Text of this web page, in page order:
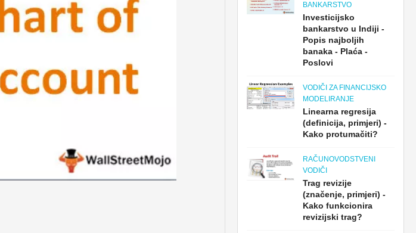
BANKARSTVO
Investicijsko
bankarstvo u Indiji -
Popis najboljih
banaka - Plaća -
Poslovi
VODIČI ZA FINANCIJSKO
MODELIRANJE
Linearna regresija
(definicija, primjeri) -
Kako protumačiti?
RAČUNOVODSTVENI
VODIČI
Trag revizije
(značenje, primjeri) -
Kako funkcionira
revizijski trag?